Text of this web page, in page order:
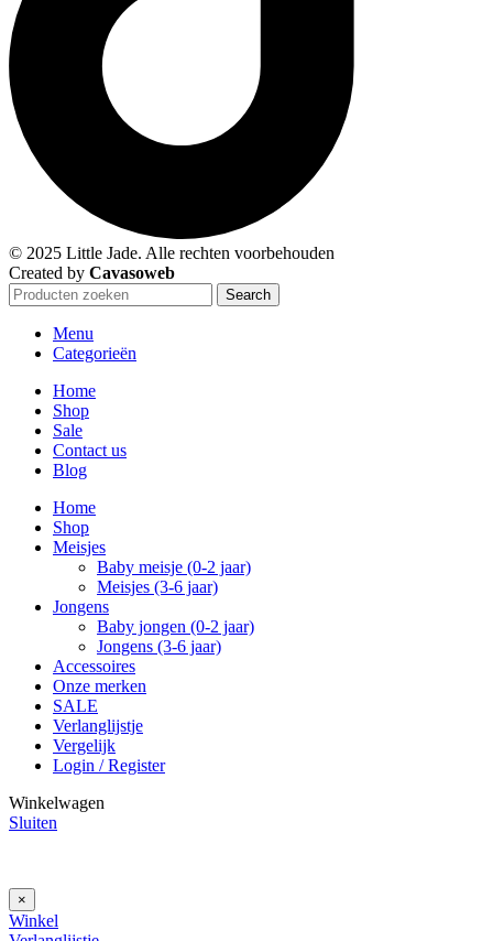
© 2025 Little Jade. Alle rechten voorbehouden
Created by Cavasoweb
Search
Menu
Categorieën
Home
Shop
Sale
Contact us
Blog
Home
Shop
Meisjes
Baby meisje (0-2 jaar)
Meisjes (3-6 jaar)
Jongens
Baby jongen (0-2 jaar)
Jongens (3-6 jaar)
Accessoires
Onze merken
SALE
Verlanglijstje
Vergelijk
Login / Register
Winkelwagen
Sluiten
×
Winkel